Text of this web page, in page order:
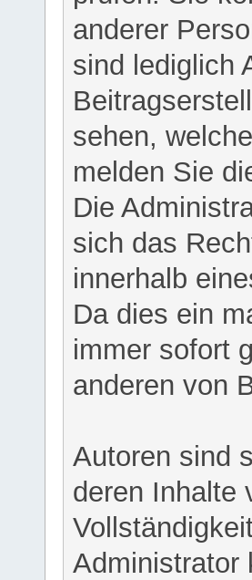
anderer
sind lediglich
sehen,
melden Sie
Die
sich das
innerhalb
Da dies ein
immer sofort
anderen von
Autoren sind
deren Inhalte
Administrator